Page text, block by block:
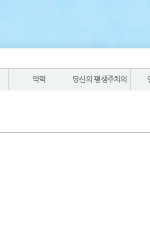
약력 당신의 평생주치의